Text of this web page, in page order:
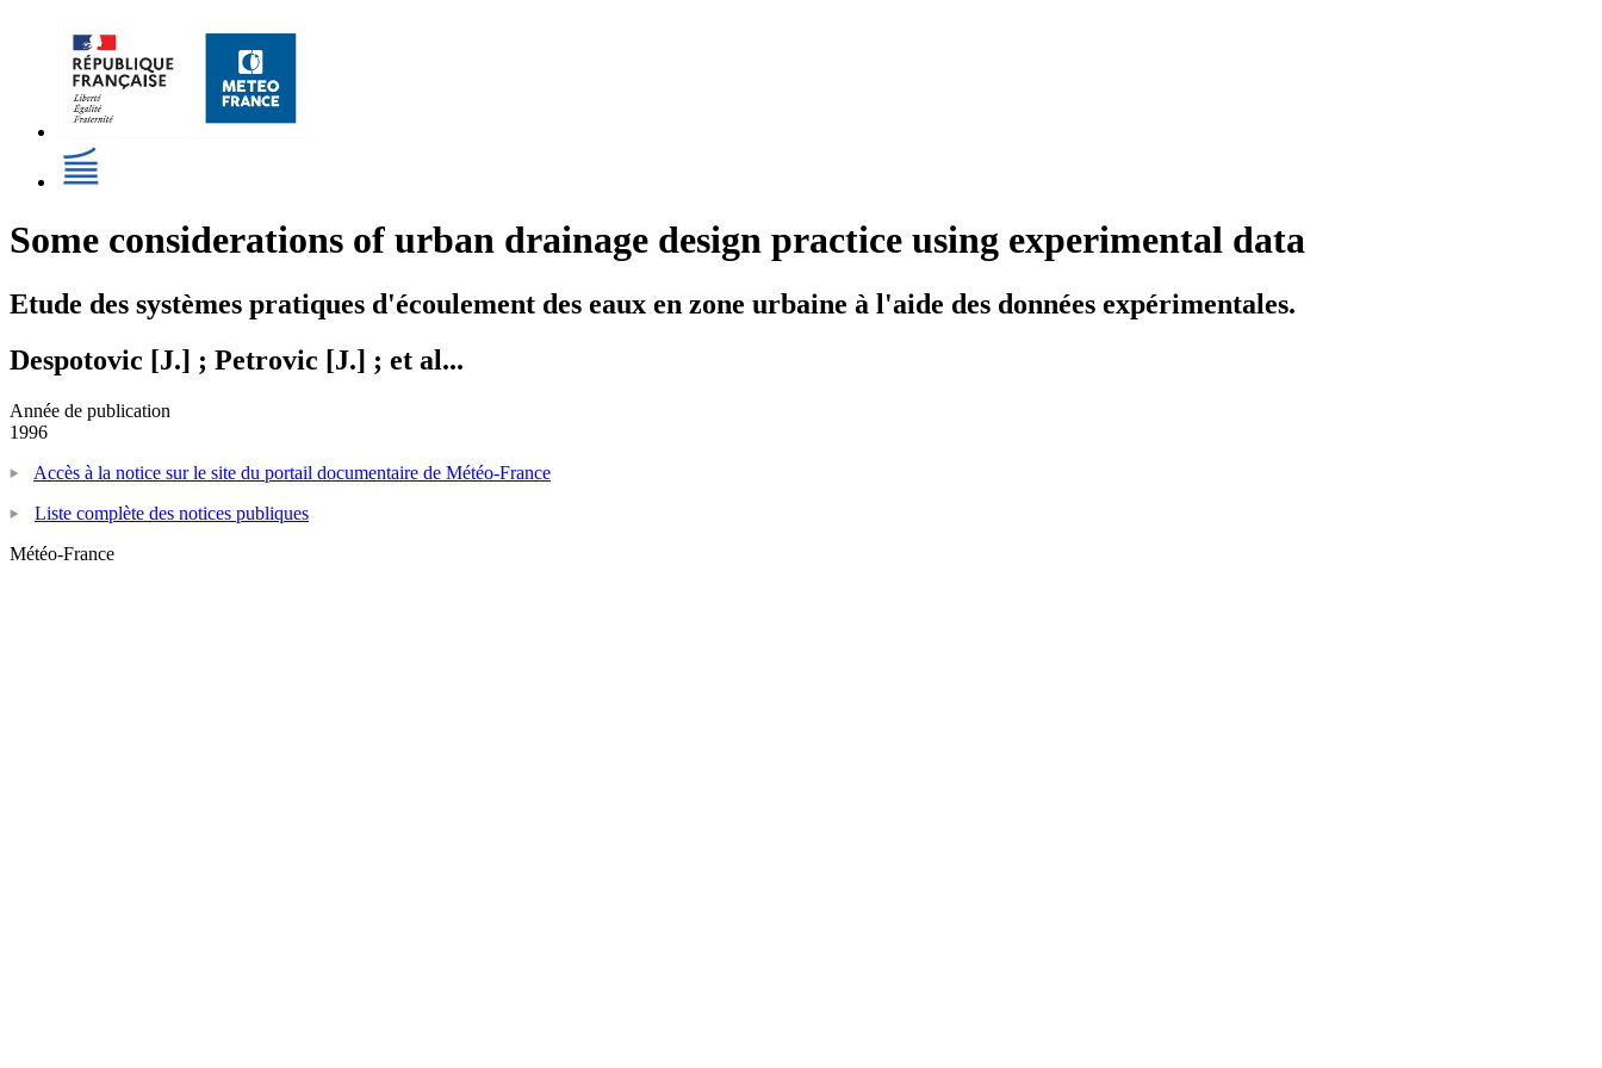
Some considerations of urban drainage design practice using experimental data
Etude des systèmes pratiques d'écoulement des eaux en zone urbaine à l'aide des données expérimentales.
Despotovic [J.] ; Petrovic [J.] ; et al...
Année de publication
1996
Accès à la notice sur le site du portail documentaire de Météo-France
Liste complète des notices publiques
Météo-France